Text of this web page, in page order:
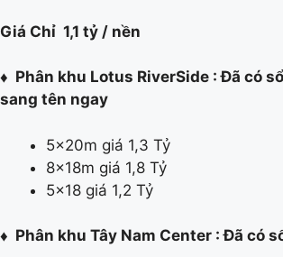
Giá Chỉ 1,1 tỷ / nền
♦ Phân khu Lotus RiverSide : Đã có
sang tên ngay
5x20m giá 1,3 Tỷ
8x18m giá 1,8 Tỷ
5×18 giá 1,2 Tỷ
♦ Phân khu Tây Nam Center : Đã có